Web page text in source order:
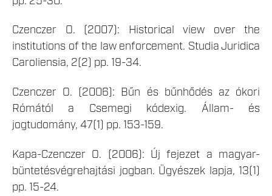
Czenczer O. (2007): Historical view over the
institutions of the law enforcement. Studia Juridica
Caroliensia, 2(2) pp. 19-34.
Czenczer O. (2006): Bűn és bűnhődés az ókori
Rómától a Csemegi kódexig. Állam- és
jogtudomány, 47(1) pp. 153-159.
Kapa-Czenczer O. (2006): Új fejezet a magyar-
büntetésvégrehajtási jogban. Ügyészek lapja, 13(1)
pp. 15-24.